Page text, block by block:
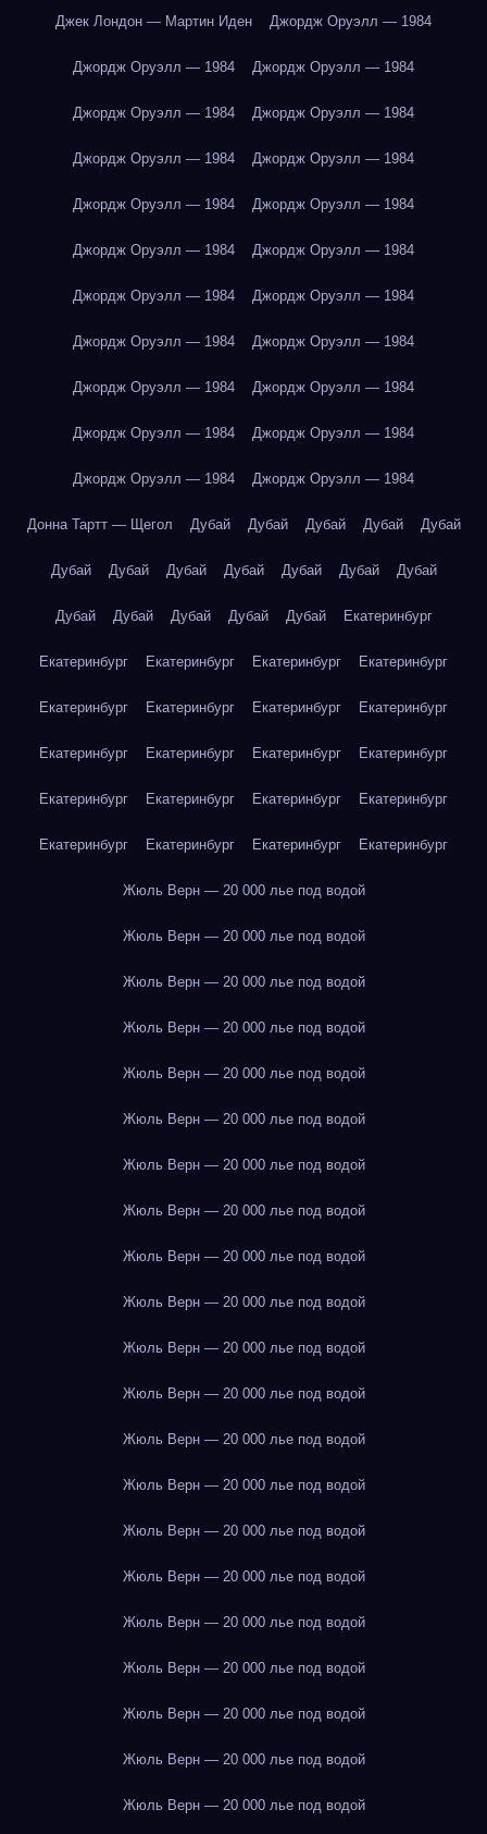
Джек Лондон — Мартин Иден Джордж Оруэлл — 1984
Джордж Оруэлл — 1984 Джордж Оруэлл — 1984
Джордж Оруэлл — 1984 Джордж Оруэлл — 1984
Джордж Оруэлл — 1984 Джордж Оруэлл — 1984
Джордж Оруэлл — 1984 Джордж Оруэлл — 1984
Джордж Оруэлл — 1984 Джордж Оруэлл — 1984
Джордж Оруэлл — 1984 Джордж Оруэлл — 1984
Джордж Оруэлл — 1984 Джордж Оруэлл — 1984
Джордж Оруэлл — 1984 Джордж Оруэлл — 1984
Джордж Оруэлл — 1984 Джордж Оруэлл — 1984
Джордж Оруэлл — 1984 Джордж Оруэлл — 1984
Донна Тартт — Щегол Дубай Дубай Дубай Дубай Дубай
Дубай Дубай Дубай Дубай Дубай Дубай Дубай
Дубай Дубай Дубай Дубай Дубай Екатеринбург
Екатеринбург Екатеринбург Екатеринбург Екатеринбург
Екатеринбург Екатеринбург Екатеринбург Екатеринбург
Екатеринбург Екатеринбург Екатеринбург Екатеринбург
Екатеринбург Екатеринбург Екатеринбург Екатеринбург
Екатеринбург Екатеринбург Екатеринбург Екатеринбург
Жюль Верн — 20 000 лье под водой
Жюль Верн — 20 000 лье под водой
Жюль Верн — 20 000 лье под водой
Жюль Верн — 20 000 лье под водой
Жюль Верн — 20 000 лье под водой
Жюль Верн — 20 000 лье под водой
Жюль Верн — 20 000 лье под водой
Жюль Верн — 20 000 лье под водой
Жюль Верн — 20 000 лье под водой
Жюль Верн — 20 000 лье под водой
Жюль Верн — 20 000 лье под водой
Жюль Верн — 20 000 лье под водой
Жюль Верн — 20 000 лье под водой
Жюль Верн — 20 000 лье под водой
Жюль Верн — 20 000 лье под водой
Жюль Верн — 20 000 лье под водой
Жюль Верн — 20 000 лье под водой
Жюль Верн — 20 000 лье под водой
Жюль Верн — 20 000 лье под водой
Жюль Верн — 20 000 лье под водой
Жюль Верн — 20 000 лье под водой